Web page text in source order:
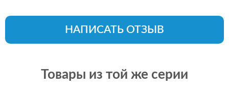
НАПИСАТЬ ОТЗЫВ
Товары из той же серии